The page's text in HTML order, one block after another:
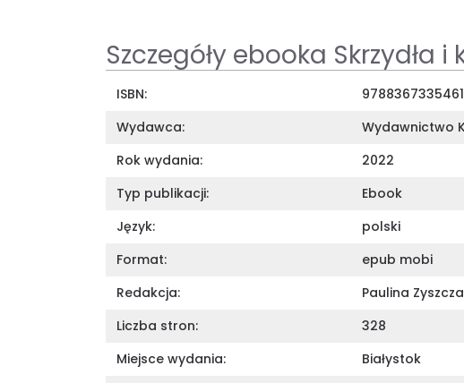
Szczegóły ebooka Skrzydła i
ISBN:
9788367335461
Wydawca:
Wydawnictwo
Rok wydania:
2022
Typ publikacji:
Ebook
Język:
polski
Format:
epub mobi
Redakcja:
Paulina
Liczba stron:
328
Miejsce wydania:
Białystok